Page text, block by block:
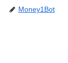
Money1Bot